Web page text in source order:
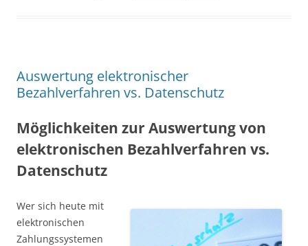
Auswertung elektronischer
Bezahlverfahren vs. Datenschutz
Möglichkeiten zur Auswertung von
elektronischen Bezahlverfahren vs.
Datenschutz
Wer sich heute mit
elektronischen
Zahlungssystemen